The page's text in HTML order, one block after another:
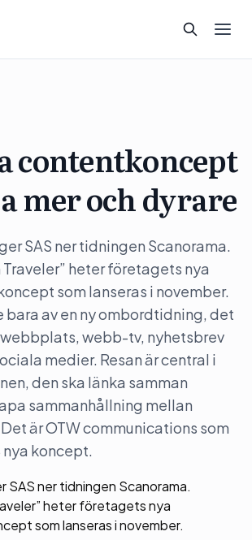
contentkoncept
mer och dyrare
SAS ner tidningen Scanorama.
heter företagets nya
som lanseras i november.
bara av en ny ombordtidning, det
webb-tv, nyhetsbrev
medier. Resan är central i
den ska länka samman
sammanhållning mellan
är OTW communications som
koncept.
SAS ner tidningen Scanorama.
heter företagets nya
som lanseras i november.